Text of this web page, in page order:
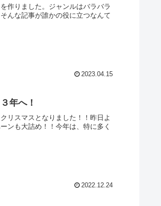
作りました。ジャンルはバラバラ
んな記事が誰かの役に立つなんて
2023.04.15
年へ！
リスマスとなりました！！昨日よ
ンも大詰め！！今年は、特に多く
2022.12.24